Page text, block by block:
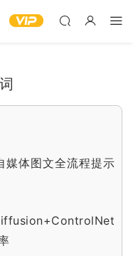
体图文全流程提示